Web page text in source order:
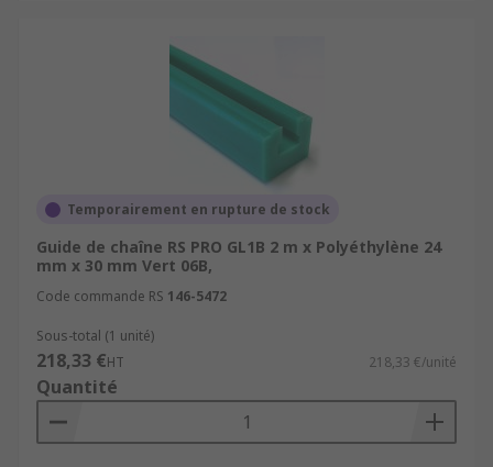
Temporairement en rupture de stock
Guide de chaîne RS PRO GL1B 2 m x Polyéthylène 24
mm x 30 mm Vert 06B,
Code commande RS 146-5472
Sous-total (1 unité)
218,33 €HT 218,33 €/unité
Quantité